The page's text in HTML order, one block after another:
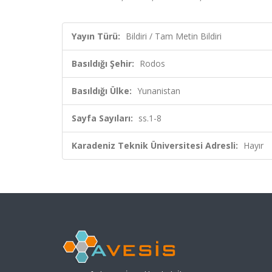
Yayın Türü: Bildiri / Tam Metin Bildiri
Basıldığı Şehir: Rodos
Basıldığı Ülke: Yunanistan
Sayfa Sayıları: ss.1-8
Karadeniz Teknik Üniversitesi Adresli: Hayır